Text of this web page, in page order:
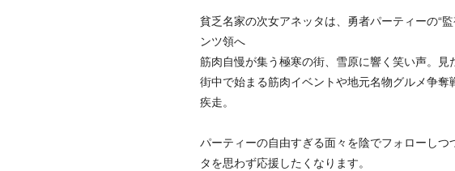
貧乏名家の次女アネッタは、勇者パーティーの“
ンツ領へ
筋肉自慢が集う極寒の街、雪原に響く笑い声。見
街中で始まる筋肉イベントや地元名物グルメ争
疾走。
パーティーの自由すぎる面々を陰でフォローし
タを思わず応援したくなります。